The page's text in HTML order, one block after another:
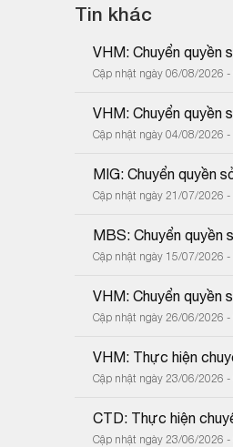
Tin khác
VHM: Chuyển quyền
Cập nhật ngày 06/08/2026 -
VHM: Chuyển quyền
Cập nhật ngày 04/08/2026 -
MIG: Chuyển quyền
Cập nhật ngày 21/07/2026 -
MBS: Chuyển quyền
Cập nhật ngày 15/07/2026 -
VHM: Chuyển quyền
Cập nhật ngày 26/06/2026 -
VHM: Thực hiện
Cập nhật ngày 23/06/2026 -
CTD: Thực hiện
Cập nhật ngày 23/06/2026 -